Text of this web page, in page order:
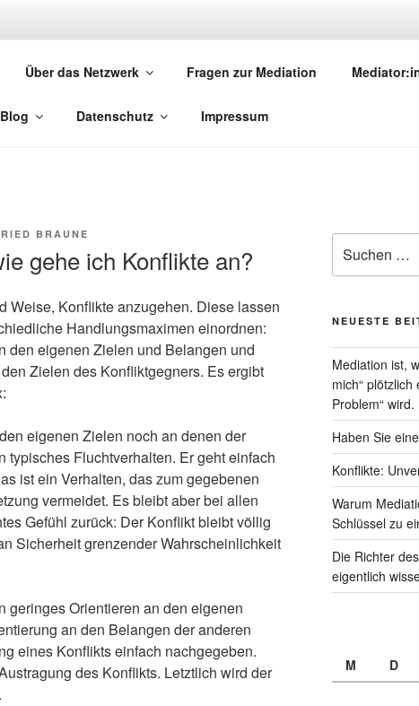
Über das Netzwerk Fragen zur Mediation
Datenschutz Impressum
BRAUNE
gehe ich Konflikte an?
Weise, Konflikte anzugehen. Diese lassen
Handlungsmaximen einordnen:
den eigenen Zielen und Belangen und
Zielen des Konfliktgegners. Es ergibt
eigenen Zielen noch an denen der
typisches Fluchtverhalten. Er geht einfach
ist ein Verhalten, das zum gegebenen
vermeidet. Es bleibt aber bei allen
Gefühl zurück: Der Konflikt bleibt völlig
Sicherheit grenzender Wahrscheinlichkeit
geringes Orientieren an den eigenen
an den Belangen der anderen
eines Konflikts einfach nachgegeben.
des Konflikts. Letztlich wird der
nach:
NEUESTE
Mediation ist,
mich“
Problem“ wird.
Haben Sie
Konflikte:
Warum
Schlüssel zu
Die Richter
eigentlich
M
D